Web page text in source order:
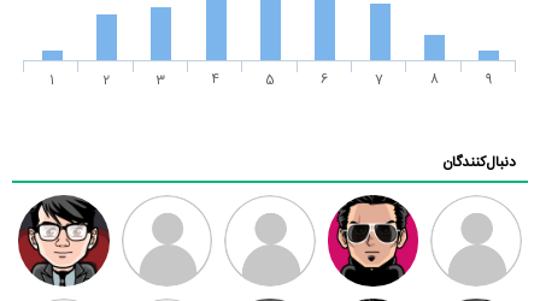
1 2 3 4 5 6 7 8 9
دنبال‌کنندگان